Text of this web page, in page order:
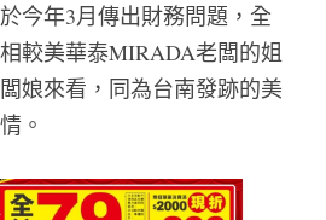
今年3月傳出財務問題，全
較美華泰MIRADA老闆的姐
娘來看，同為台南發跡的美
。